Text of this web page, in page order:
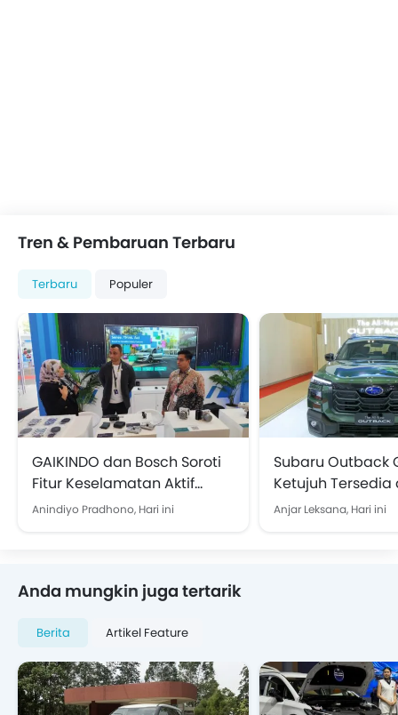
Tren & Pembaruan Terbaru
Terbaru Populer
GAIKINDO dan Bosch Soroti
Fitur Keselamatan Aktif
Sebagai Tolok Ukur Baru
Anindiyo Pradhono, Hari ini
Subaru Outback
Ketujuh Tersedia
2026, Pertama di
Anjar Leksana, Hari ini
Anda mungkin juga tertarik
Berita Artikel Feature